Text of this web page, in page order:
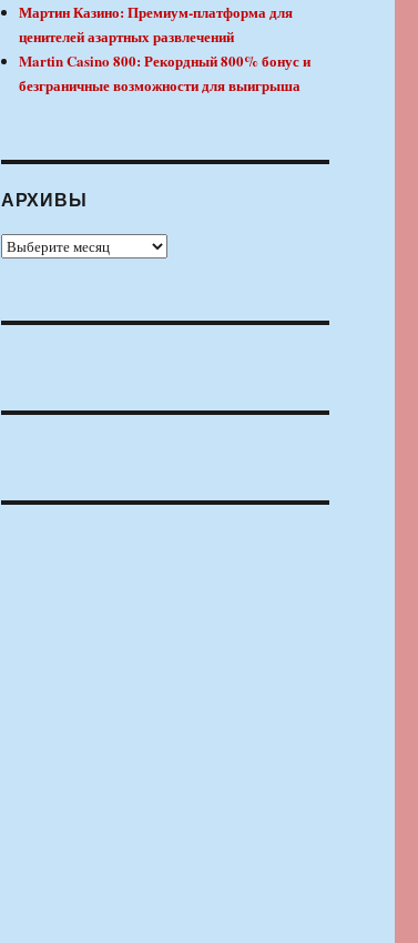
Мартин Казино: Премиум-платформа для
ценителей азартных развлечений
Martin Casino 800: Рекордный 800% бонус и
безграничные возможности для выигрыша
АРХИВЫ
Архивы